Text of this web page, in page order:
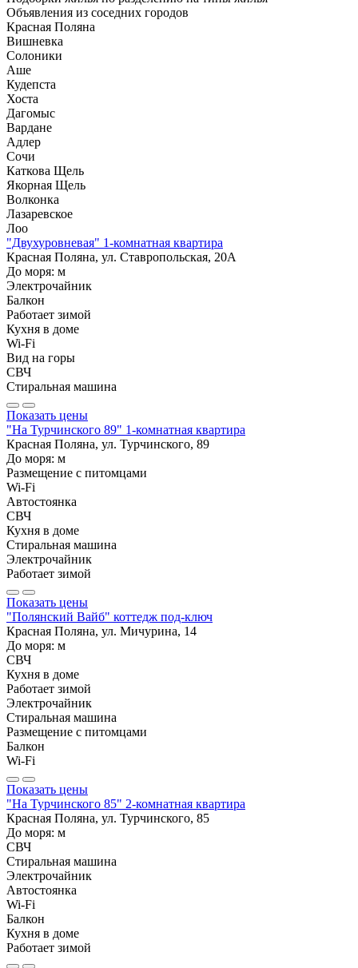
Объявления из соседних городов
Красная Поляна
Вишневка
Солоники
Аше
Кудепста
Хоста
Дагомыс
Вардане
Адлер
Сочи
Каткова Щель
Якорная Щель
Волконка
Лазаревское
Лоо
"Двухуровневая" 1-комнатная квартира
Красная Поляна, ул. Ставропольская, 20А
До моря: м
Электрочайник
Балкон
Работает зимой
Кухня в доме
Wi-Fi
Вид на горы
СВЧ
Стиральная машина
Показать цены
"На Турчинского 89" 1-комнатная квартира
Красная Поляна, ул. Турчинского, 89
До моря: м
Размещение с питомцами
Wi-Fi
Автостоянка
СВЧ
Кухня в доме
Стиральная машина
Электрочайник
Работает зимой
Показать цены
"Полянский Вайб" коттедж под-ключ
Красная Поляна, ул. Мичурина, 14
До моря: м
СВЧ
Кухня в доме
Работает зимой
Электрочайник
Стиральная машина
Размещение с питомцами
Балкон
Wi-Fi
Показать цены
"На Турчинского 85" 2-комнатная квартира
Красная Поляна, ул. Турчинского, 85
До моря: м
СВЧ
Стиральная машина
Электрочайник
Автостоянка
Wi-Fi
Балкон
Кухня в доме
Работает зимой